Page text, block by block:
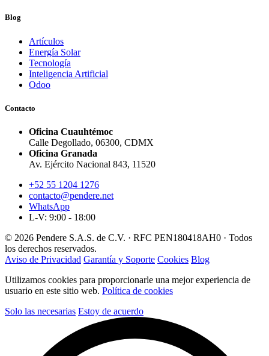
Blog
Artículos
Energía Solar
Tecnología
Inteligencia Artificial
Odoo
Contacto
Oficina Cuauhtémoc
Calle Degollado, 06300, CDMX
Oficina Granada
Av. Ejército Nacional 843, 11520
+52 55 1204 1276
contacto@pendere.net
WhatsApp
L-V: 9:00 - 18:00
© 2026 Pendere S.A.S. de C.V. · RFC PEN180418AH0 · Todos
los derechos reservados.
Aviso de Privacidad Garantía y Soporte Cookies Blog
Utilizamos cookies para proporcionarle una mejor experiencia de
usuario en este sitio web. Política de cookies
Solo las necesarias Estoy de acuerdo